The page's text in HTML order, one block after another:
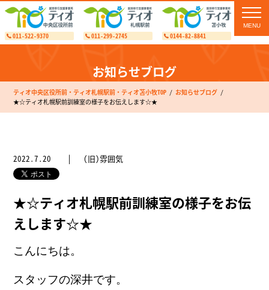
011-522-9370 011-299-2745 0144-82-8841
お知らせブログ
ティオ中央区役所前・ティオ札幌駅前・ティオ苫小牧TOP
お知らせブログ
★☆ティオ札幌駅前訓練室の様子をお伝えします☆★
2022.7.20 (旧)雰囲気
★☆ティオ札幌駅前訓練室の様子をお伝
えします☆★
こんにちは。
スタッフの深井です。